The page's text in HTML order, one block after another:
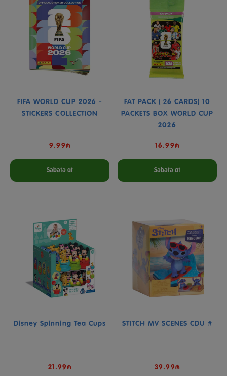
FIFA WORLD CUP 2026 -
STICKERS COLLECTION
9.99₼
Səbətə at
FAT PACK ( 26 CARDS) 10
PACKETS BOX WORLD CUP
2026
16.99₼
Səbətə at
Disney Spinning Tea Cups
21.99₼
STITCH MV SCENES CDU #
39.99₼